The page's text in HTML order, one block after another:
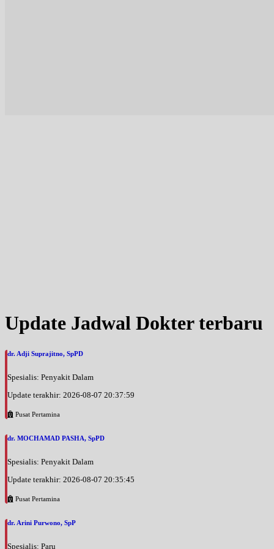
Jam 09:00 - 10:00
BPJS
Senin, 24/08/2026
EKSEKUTIF
Jam 09:00 - 11:00
Jam 08:00 - 09:00
Selasa, 25/08/2026
BPJS
Rabu, 26/08/2026
Update Jadwal Dokter terbaru
dr. Adji Suprajitno, SpPD
Spesialis: Penyakit Dalam
Update terakhir: 2026-08-07 20:37:59
Pusat Pertamina
dr. MOCHAMAD PASHA, SpPD
Spesialis: Penyakit Dalam
Update terakhir: 2026-08-07 20:35:45
Pusat Pertamina
dr. Arini Purwono, SpP
Spesialis: Paru